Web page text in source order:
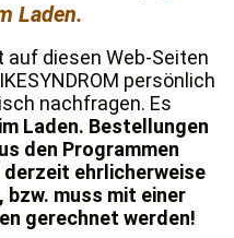
Laden.
diesen Web-Seiten
persönlich
nachfragen. Es
Laden. Bestellungen
den Programmen
ehrlicherweise
bzw. muss mit einer
gerechnet werden!